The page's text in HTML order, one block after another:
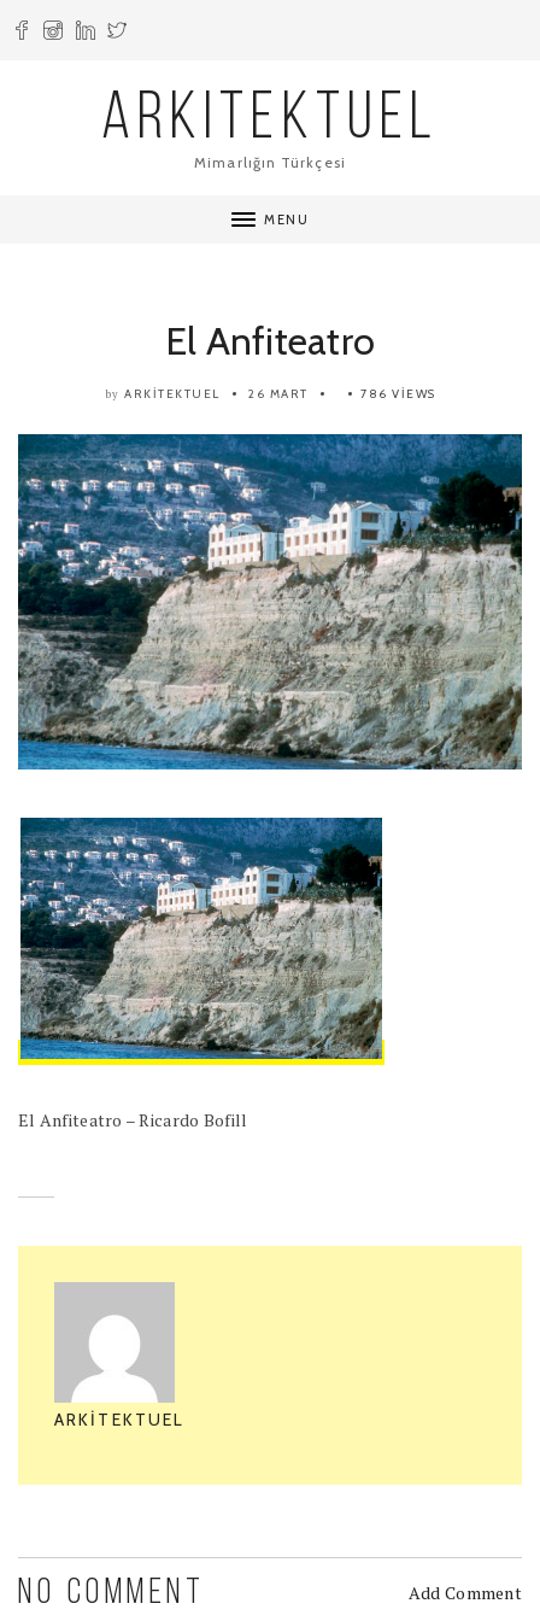
ARKITEKTUEL
Mimarlığın Türkçesi
MENU
El Anfiteatro
by ARKITEKTUEL 26 MART 786 VIEWS
El Anfiteatro – Ricardo Bofill
ARKITEKTUEL
NO COMMENT Add Comment